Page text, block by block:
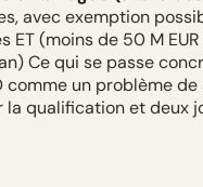
avec exemption
ET (moins de 50 M
Ce qui se passe
un problème de
qualification et deux